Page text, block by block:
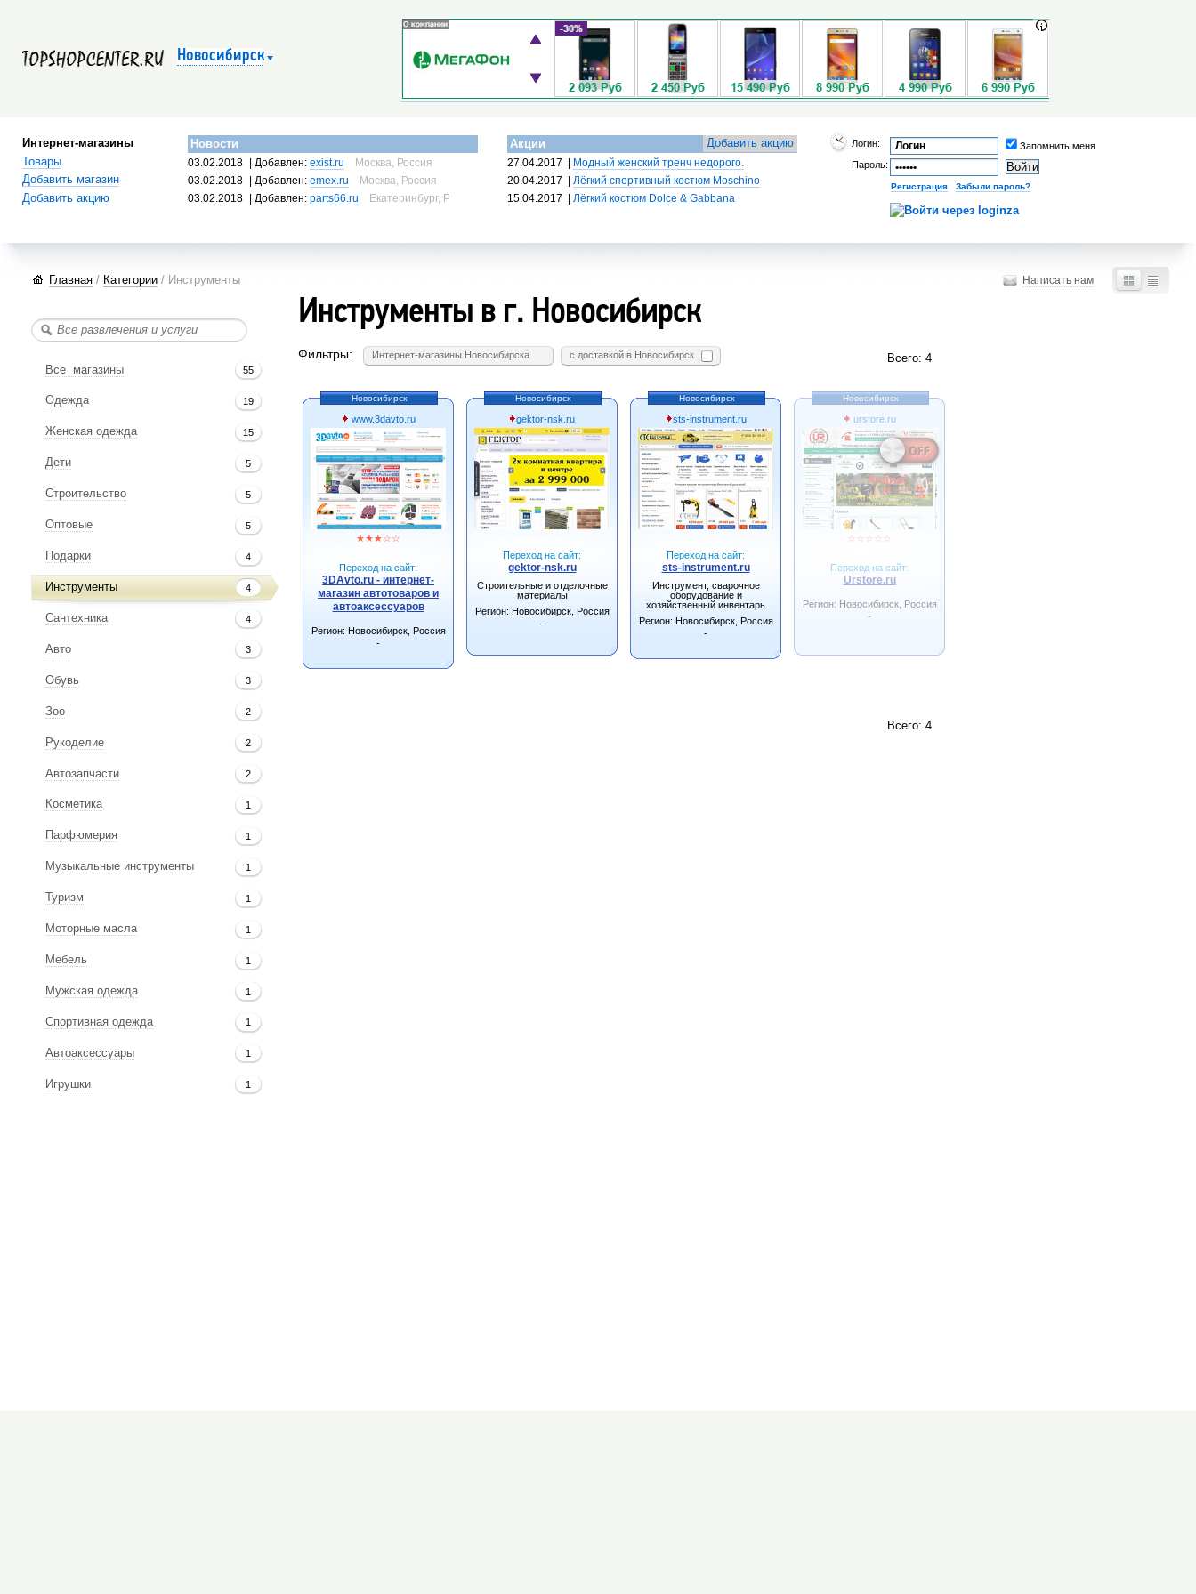
Новосибирск
Интернет-магазины
Товары
Добавить магазин
Добавить акцию
Новости
03.02.2018 | Добавлен: exist.ru
Москва, Россия
03.02.2018
| Добавлен: emex.ru
Москва, Россия
03.02.2018
| Добавлен: parts66.ru Екатеринбург, Россия
Добавить акцию
Акции
27.04.2017
Модный женский тренч недорого.
20.04.2017
Лёгкий спортивный костюм Moschino
15.04.2017
Лёгкий костюм Dolce & Gabbana
Логин:
Запомнить меня
Пароль:
Регистрация| Забыли пароль?
Написать нам
Главная / Категории / Инструменты
Все магазины 55
Одежда 19
Женская одежда 15
Дети 5
Строительство 5
Оптовые 5
Подарки 4
Инструменты 4
Сантехника 4
Авто 3
Обувь 3
Зоо 2
Рукоделие 2
Автозапчасти 2
Косметика 1
Парфюмерия 1
Музыкальные инструменты 1
Туризм 1
Моторные масла 1
Мебель 1
Мужская одежда 1
Спортивная одежда 1
Автоаксессуары 1
Игрушки 1
Инструменты в г. Новосибирск
Фильтры: Интернет-магазины Новосибирска с доставкой в Новосибирск Всего: 4
Новосибирск
www.3davto.ru
★★★☆☆
Переход на сайт:
3DAvto.ru - интернет-
магазин автотоваров и
автоаксессуаров
Регион: Новосибирск, Россия
-
Новосибирск
gektor-nsk.ru
Переход на сайт:
gektor-nsk.ru
Строительные и отделочные
материалы
Регион: Новосибирск, Россия
-
Новосибирск
sts-instrument.ru
Переход на сайт:
sts-instrument.ru
Инструмент, сварочное
оборудование и
хозяйственный инвентарь
Регион: Новосибирск, Россия
-
Новосибирск
urstore.ru
☆☆☆☆☆
Переход на сайт:
Urstore.ru
Регион: Новосибирск, Россия
-
Всего: 4